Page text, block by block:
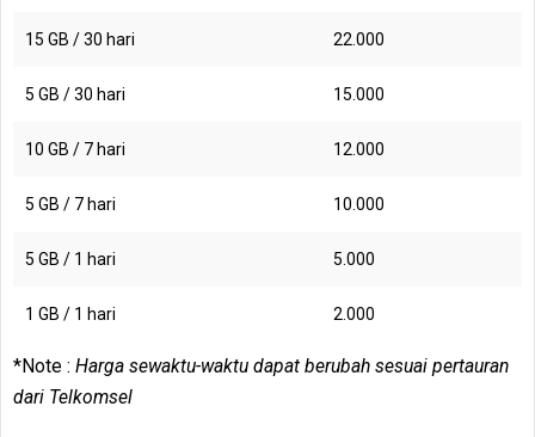
15 GB / 30 hari 22.000
5 GB / 30 hari 15.000
10 GB / 7 hari 12.000
5 GB / 7 hari 10.000
5 GB / 1 hari 5.000
1 GB / 1 hari 2.000
*Note : Harga sewaktu-waktu dapat berubah sesuai pertauran
dari Telkomsel